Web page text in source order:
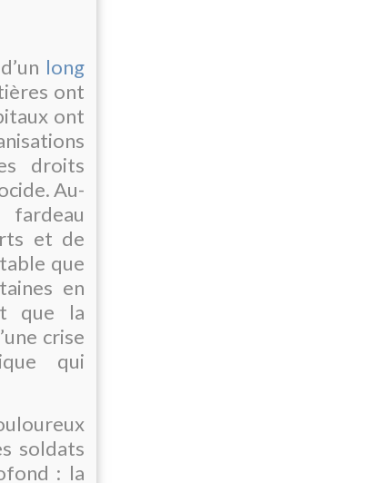
long
ont
ont
droits
Au-
et de
que
en
que la
crise
qui
soldats
: la